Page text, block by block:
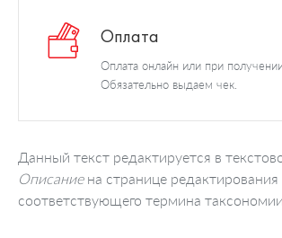
Оплата
Оплата онлайн или при
Обязательно выдаем чек.
Данный текст редактируется в
Описаниена странице редактирования
соответствующего термина таксономии.